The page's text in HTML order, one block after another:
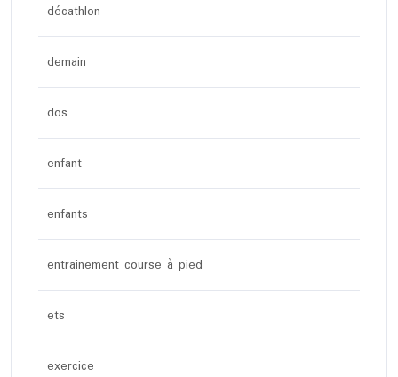
décathlon
demain
dos
enfant
enfants
entrainement course à pied
ets
exercice